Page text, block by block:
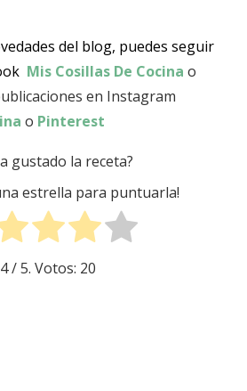
del blog, puedes seguir
Mis Cosillas De Cocina o
en Instagram
o Pinterest
gustado la receta?
estrella para puntuarla!
4/ 5. Votos: 20